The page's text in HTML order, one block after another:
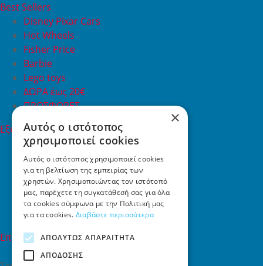
Best Sellers
Disney Pixar Cars
Hot Wheels
Fisher Price
Barbie
Lego toys
ΔΩΡΑ έως 20€
ΠΡΟΣΦΟΡΕΣ
Εξυπηρέτηση Πελατών
Εξυπηρέτηση πελατών
Συχνές ερωτήσεις
Όροι χρήσης
Τρόποι Πληρωμής
Επιστροφές
Επικοινωνία
Επικοινωνία
×
Αυτός ο ιστότοπος
χρησιμοποιεί cookies
Αυτός ο ιστότοπος χρησιμοποιεί cookies
για τη βελτίωση της εμπειρίας των
χρηστών. Χρησιμοποιώντας τον ιστότοπό
μας, παρέχετε τη συγκατάθεσή σας για όλα
τα cookies σύμφωνα με την Πολιτική μας
για τα cookies. Διαβάστε περισσότερα
ΑΠΟΛΎΤΩΣ ΑΠΑΡΑΊΤΗΤΑ
ΑΠΌΔΟΣΗΣ